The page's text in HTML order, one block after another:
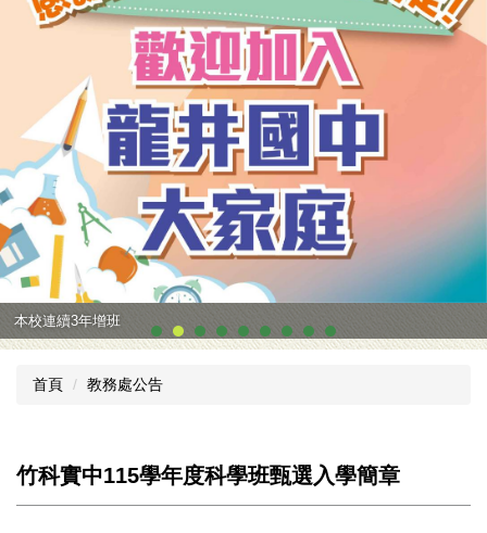
本校連續3年增班
首頁 教務處公告
竹科實中115學年度科學班甄選入學簡章